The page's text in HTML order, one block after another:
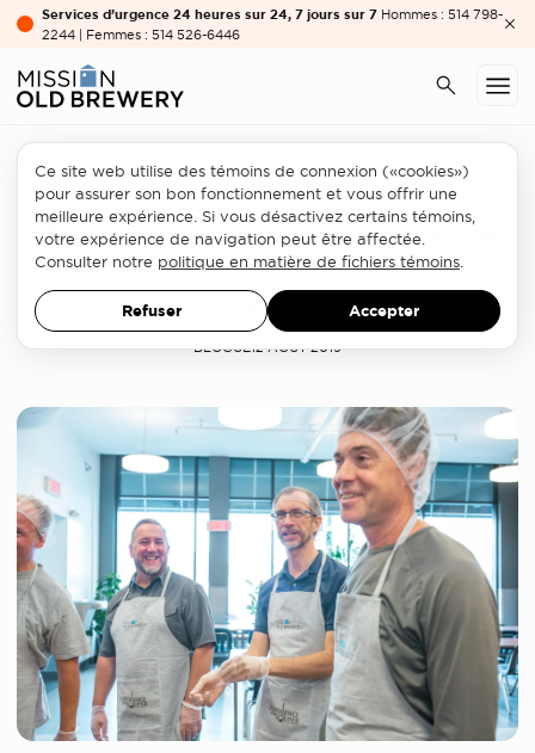
Services d’urgence 24 heures sur 24, 7 jours sur 7 Hommes : 514 798-
2244 | Femmes : 514 526-6446
Philanthropie
Toute une surprise: l’Expérience
d’un souper à la Mission Old
Brewery
BLOGUE12 AOÛT 2019
Ce site web utilise des témoins de connexion («cookies»)
pour assurer son bon fonctionnement et vous offrir une
meilleure expérience. Si vous désactivez certains témoins,
votre expérience de navigation peut être affectée.
Consulter notre politique en matière de fichiers témoins
Refuser Accepter